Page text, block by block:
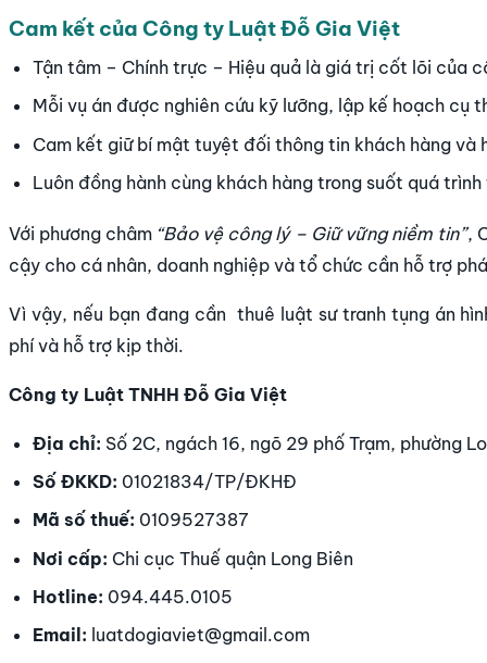
Cam kết của Công ty Luật Đỗ Gia Việt
Tận tâm – Chính trực – Hiệu quả là giá trị cốt lõi của
Mỗi vụ án được nghiên cứu kỹ lưỡng, lập kế hoạch cụ
Cam kết giữ bí mật tuyệt đối thông tin khách hàng và
Luôn đồng hành cùng khách hàng trong suốt quá
Với phương châm “Bảo vệ công lý – Giữ vững niềm tin”,
cậy cho cá nhân, doanh nghiệp và tổ chức cần hỗ trợ
Vì vậy, nếu bạn đang cần thuê luật sư tranh tụng án
phí và hỗ trợ kịp thời.
Công ty Luật TNHH Đỗ Gia Việt
Địa chỉ: Số 2C, ngách 16, ngõ 29 phố Trạm, phường
Số ĐKKD: 01021834/TP/ĐKHĐ
Mã số thuế: 0109527387
Nơi cấp: Chi cục Thuế quận Long Biên
Hotline: 094.445.0105
Email: luatdogiaviet@gmail.com